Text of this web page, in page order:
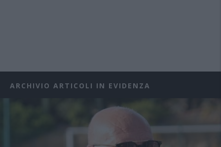
ARCHIVIO ARTICOLI IN EVIDENZA